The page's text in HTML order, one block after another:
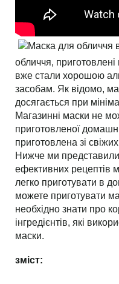
обличчя,
вже стали хорошою
засобам. Як відомо,
досягається при
Магазинні маски не
приготовленої
приготовлена зі
Нижче ми представили
ефективних рецептів
легко приготувати в
можете приготувати
необхідно знати про
інгредієнтів, які
маски.
зміст: